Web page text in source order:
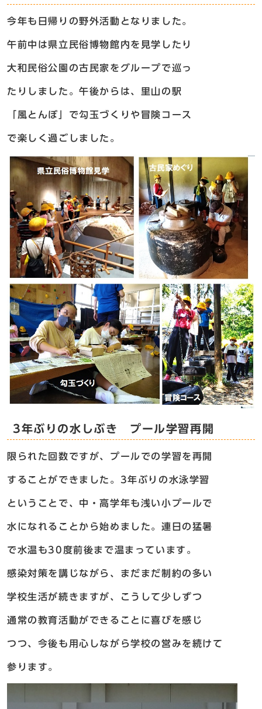
今年も日帰りの野外活動となりました。
午前中は県立民俗博物館内を見学したり
大和民俗公園の古民家をグループで巡っ
たりしました。午後からは、里山の駅
「風とんぼ」で勾玉づくりや冒険コース
で楽しく過ごしました。
3年ぶりの水しぶき プール学習再開
限られた回数ですが、プールでの学習を再開
することができました。3年ぶりの水泳学習
ということで、中・高学年も浅い小プールで
水になれることから始めました。連日の猛暑
で水温も30度前後まで温まっています。
感染対策を講じながら、まだまだ制約の多い
学校生活が続きますが、こうして少しずつ
通常の教育活動ができることに喜びを感じ
つつ、今後も用心しながら学校の営みを続けて
参ります。